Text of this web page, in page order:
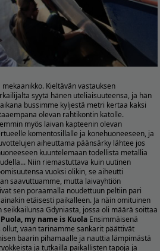
Kieltävän vastauksen
syytä hänen uteliaisuuteensa, ja hän
bussimme kyljestä metri kertaa kaksi
olevan rahtikontin katolle.
myös laivan kapteenin olevan
komentosillalle ja konehuoneeseen, ja
aiheuttama päänsärky lähtee jos
kuuntelemaan todellista metallia
Niin riemastuttava kuin uutinen
vuoksi olikin, se aiheutti
saavuttuamme, mutta laivayhtiön
sen poraamalla noudettuun peltiin pari
etäisesti paikalleen. Ja näin omituinen
Gdyniasta, jossa oli määrä soittaa
my name is Kuola Ensimmäisenä
ollut, vaan tarinamme sankarit päättivät
baarin pihamaalle ja nauttia lämpimästä
ja tutkailla paikallisten tapoja ja